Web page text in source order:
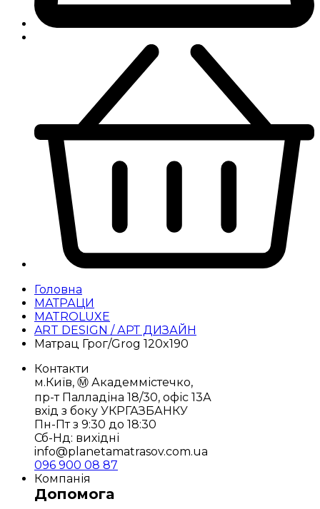
Головна
МАТРАЦИ
MATROLUXE
ART DESIGN / АРТ ДИЗАЙН
Матрац Грог/Grog 120x190
Контакти
м.Київ, Ⓜ️ Академмістечко,
пр-т Палладіна 18/30, офіс 13А
вхід з боку УКРГАЗБАНКУ
Пн-Пт з 9:30 до 18:30
Сб-Нд: вихідні
info@planetamatrasov.com.ua
096 900 08 87
Компанія
Допомога